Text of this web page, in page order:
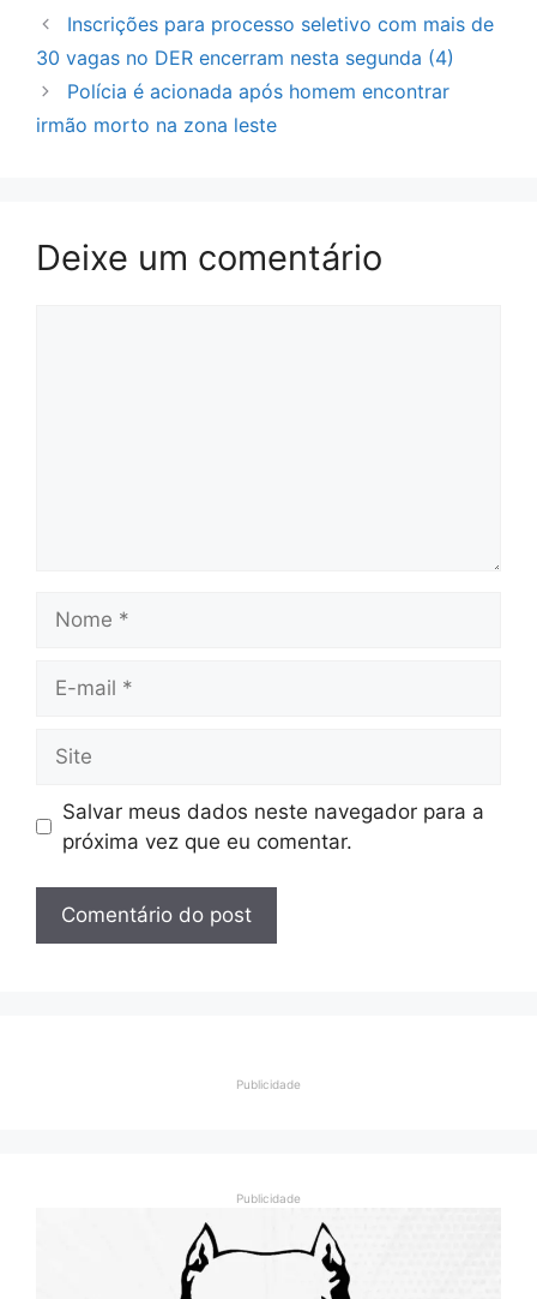
Inscrições para processo seletivo com mais de
30 vagas no DER encerram nesta segunda (4)
Polícia é acionada após homem encontrar
irmão morto na zona leste
Deixe um comentário
mail
Salvar meus dados neste navegador para a
próxima vez que eu comentar.
Publicidade
Publicidade